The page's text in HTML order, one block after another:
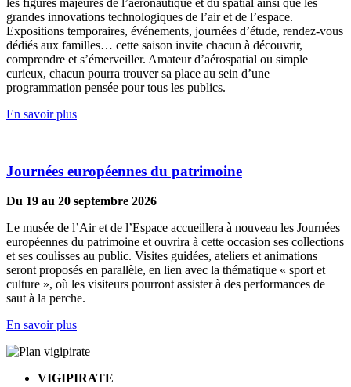
les figures majeures de l’aéronautique et du spatial ainsi que les
grandes innovations technologiques de l’air et de l’espace.
Expositions temporaires, événements, journées d’étude, rendez-vous
dédiés aux familles… cette saison invite chacun à découvrir,
comprendre et s’émerveiller. Amateur d’aérospatial ou simple
curieux, chacun pourra trouver sa place au sein d’une
programmation pensée pour tous les publics.
En savoir plus
Journées européennes du patrimoine
Du 19 au 20 septembre 2026
Le musée de l’Air et de l’Espace accueillera à nouveau les Journées
européennes du patrimoine et ouvrira à cette occasion ses collections
et ses coulisses au public. Visites guidées, ateliers et animations
seront proposés en parallèle, en lien avec la thématique « sport et
culture », où les visiteurs pourront assister à des performances de
saut à la perche.
En savoir plus
VIGIPIRATE